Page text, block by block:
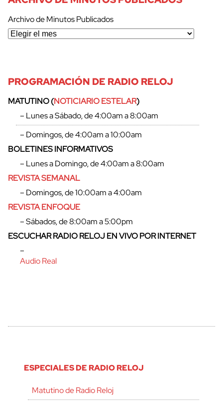
cerrar
Archivo de Minutos Publicados
PROGRAMACIÓN DE RADIO RELOJ
MATUTINO (NOTICIARIO ESTELAR)
– Lunes a Sábado, de 4:00am a 8:00am
– Domingos, de 4:00am a 10:00am
BOLETINES INFORMATIVOS
– Lunes a Domingo, de 4:00am a 8:00am
REVISTA SEMANAL
– Domingos, de 10:00am a 4:00am
REVISTA ENFOQUE
– Sábados, de 8:00am a 5:00pm
ESCUCHAR RADIO RELOJ EN VIVO POR INTERNET
–
Audio Real
ESPECIALES DE RADIO RELOJ
Matutino de Radio Reloj